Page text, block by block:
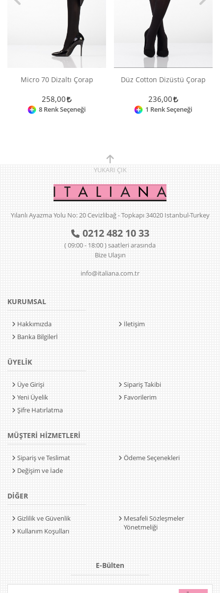
Micro 70 Dizaltı Çorap
258,00
8 Renk Seçeneği
Düz Cotton Dizüstü Çorap
236,00
1 Renk Seçeneği
YUKARI ÇIK
Yılanlı Ayazma Yolu No: 20 Cevizlibağ - Topkapı 34020 Istanbul-Turkey
0212 482 10 33
( 09:00 - 18:00 ) saatleri arasında
Bize Ulaşın
info@italiana.com.tr
KURUMSAL
Hakkımızda
Banka Bilgilerİ
İletişim
ÜYELİK
Üye Girişi
Yeni Üyelik
Şifre Hatırlatma
Sipariş Takibi
Favorilerim
MÜŞTERİ HİZMETLERİ
Sipariş ve Teslimat
Değişim ve İade
Ödeme Seçenekleri
DİĞER
Gizlilik ve Güvenlik
Kullanım Koşulları
Mesafeli Sözleşmeler
Yönetmeliği
E-Bülten